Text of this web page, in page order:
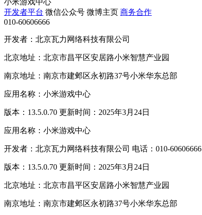
开发者平台 微信公众号 微博主页 商务合作
010-60606666
开发者：北京瓦力网络科技有限公司
北京地址：北京市昌平区安居路小米智慧产业园
南京地址：南京市建邺区永初路37号小米华东总部
应用名称：小米游戏中心
版本：13.5.0.70 更新时间：2025年3月24日
应用名称：小米游戏中心
开发者：北京瓦力网络科技有限公司 电话：010-60606666
版本：13.5.0.70 更新时间：2025年3月24日
北京地址：北京市昌平区安居路小米智慧产业园
南京地址：南京市建邺区永初路37号小米华东总部